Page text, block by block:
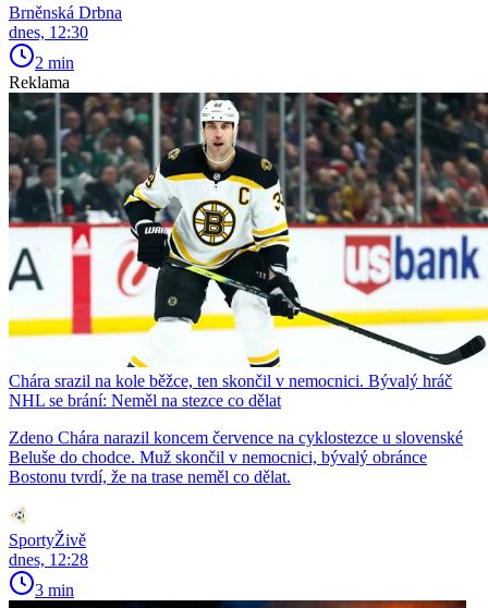
Brněnská Drbna
dnes, 12:30
2 min
Reklama
Chára srazil na kole běžce, ten skončil v nemocnici. Bývalý hráč
NHL se brání: Neměl na stezce co dělat
Zdeno Chára narazil koncem července na cyklostezce u slovenské
Beluše do chodce. Muž skončil v nemocnici, bývalý obránce
Bostonu tvrdí, že na trase neměl co dělat.
SportyŽivě
dnes, 12:28
3 min